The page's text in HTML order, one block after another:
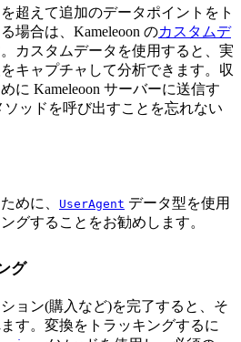
超えて追加のデータポイントをト
場合は、Kameleoon のカスタムデ
カスタムデータを使用すると、実
キャプチャして分析できます。収
に Kameleoon サーバーに送信す
ソッドを呼び出すことを忘れない
めに、 UserAgent データ型を使用
グすることをお勧めします。
グ
ョン(購入など)を完了すると、そ
す。変換をトラッキングするに